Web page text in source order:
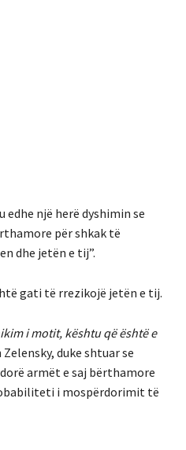
edhe një herë dyshimin se
për shkak të
dhe jetën e tij”.
gati të rrezikojë jetën e tij.
i motit, kështu që është e
duke shtuar se
armët e saj bërthamore
i mospërdorimit të